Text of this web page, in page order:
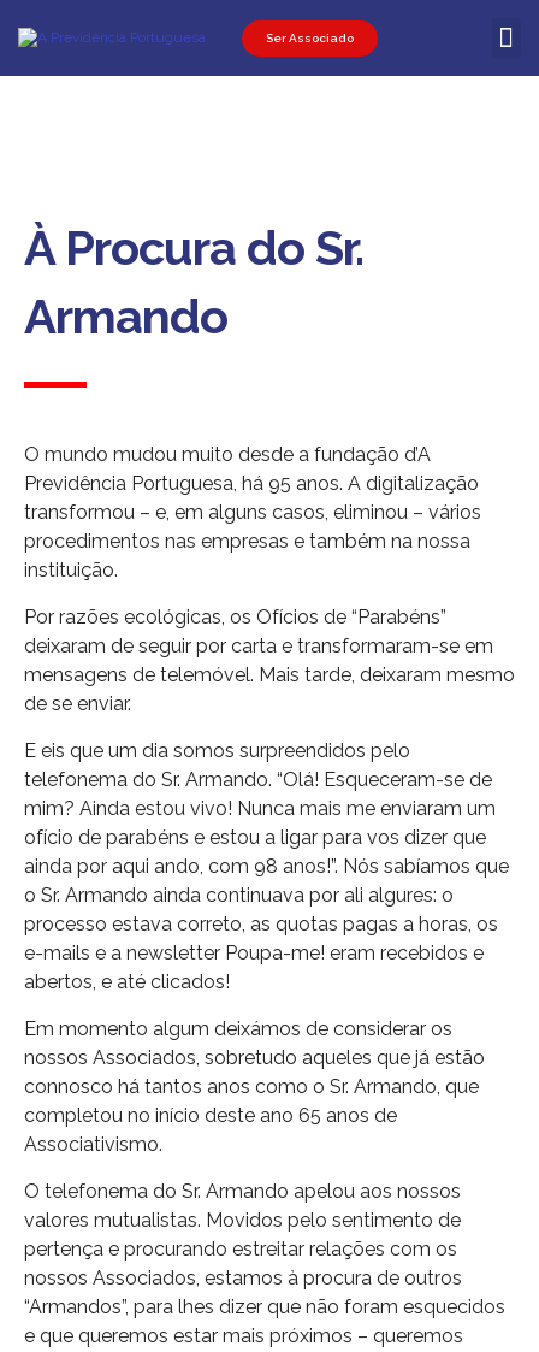
Ser Associado
À Procura do Sr.
Armando
O mundo mudou muito desde a fundação d’A
Previdência Portuguesa, há 95 anos. A digitalização
transformou – e, em alguns casos, eliminou – vários
procedimentos nas empresas e também na nossa
instituição.
Por razões ecológicas, os Ofícios de “Parabéns”
deixaram de seguir por carta e transformaram-se em
mensagens de telemóvel. Mais tarde, deixaram mesmo
de se enviar.
E eis que um dia somos surpreendidos pelo
telefonema do Sr. Armando. “Olá! Esqueceram-se de
mim? Ainda estou vivo! Nunca mais me enviaram um
ofício de parabéns e estou a ligar para vos dizer que
ainda por aqui ando, com 98 anos!”. Nós sabíamos que
o Sr. Armando ainda continuava por ali algures: o
processo estava correto, as quotas pagas a horas, os
e-mails e a newsletter Poupa-me! eram recebidos e
abertos, e até clicados!
Em momento algum deixámos de considerar os
nossos Associados, sobretudo aqueles que já estão
connosco há tantos anos como o Sr. Armando, que
completou no início deste ano 65 anos de
Associativismo.
O telefonema do Sr. Armando apelou aos nossos
valores mutualistas. Movidos pelo sentimento de
pertença e procurando estreitar relações com os
nossos Associados, estamos à procura de outros
“Armandos”, para lhes dizer que não foram esquecidos
e que queremos estar mais próximos – queremos